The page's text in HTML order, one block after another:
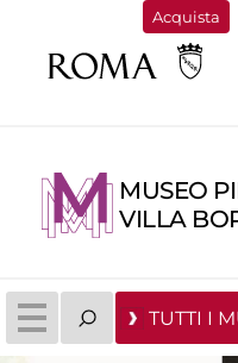
Acquista
MUSEO
VILLA
TUTTI I